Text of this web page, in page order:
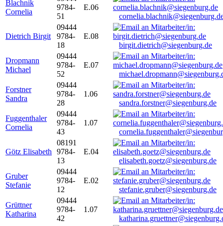
Blachnik
Cornelia
9784-
51
E.06
Dietrich Birgit
09444
9784-
18
E.08
birgit.dietrich@siegenburg.de
Dropmann
Michael
09444
9784-
52
E.07
Forstner
Sandra
09444
9784-
28
1.06
sandra.forstner@siegenburg.de
Fuggenthaler
Cornelia
09444
9784-
43
1.07
Götz Elisabeth
08191
9784-
13
E.04
elisabeth.goetz@siegenburg.de
Gruber
Stefanie
09444
9784-
12
E.02
stefanie.gruber@siegenburg.de
Grüttner
Katharina
09444
9784-
42
1.07